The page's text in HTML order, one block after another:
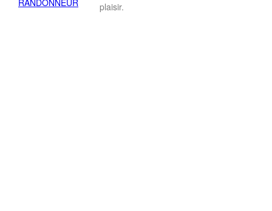
plaisir.